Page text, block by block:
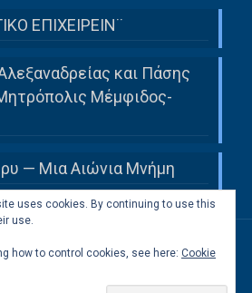
ΕΠΙΧΕΙΡΕΙΝ¨
και Πάσης
Μέμφιδος-
— Μια Αιώνια Μνήμη
to Ελληνική Κοινότητα
uses cookies. By continuing to use this
use.
how to control cookies, see here: Cookie